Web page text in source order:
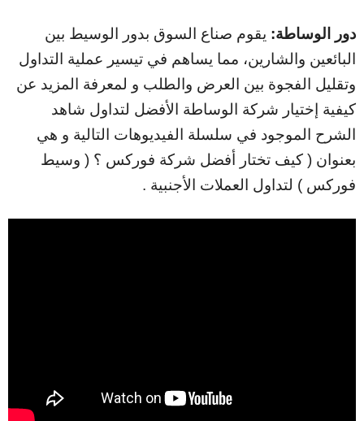
دور الوساطة: يقوم صناع السوق بدور الوسيط بين
البائعين والشارين، مما يساهم في تيسير عملية التداول
وتقليل الفجوة بين العرض والطلب و لمعرفة المزيد عن
كيفية إختيار شركة الوساطة الأفضل لتداول شاهد
الشرح الموجود في سلسلة الفيديوهات التالية و هي
بعنوان ( كيف تختار أفضل شركة فوركس ؟ ( وسيط
فوركس ) لتداول العملات الأجنبية .